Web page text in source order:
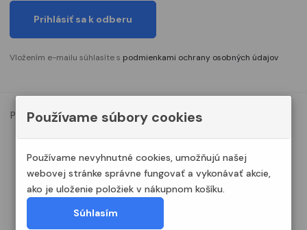
Prihlásiť sa k odberu
Vložením e-mailu súhlasíte s podmienkami ochrany osobných údajov
Podmienky ochrany osobných údajov Nastavenia cookies
Používame súbory cookies
Používame nevyhnutné cookies, umožňujú našej
webovej stránke správne fungovať a vykonávať akcie,
ako je uloženie položiek v nákupnom košíku.
Súhlasím
© 2023. Všetky práva vyhradené Modelshop.sk